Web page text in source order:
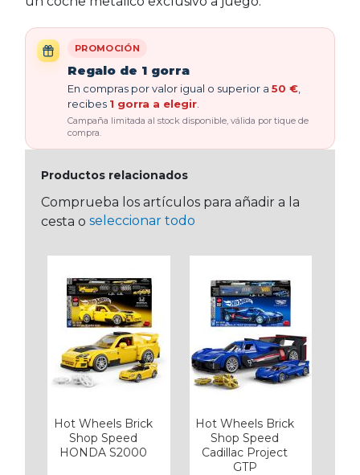
PROMOCIÓN
Regalo de 1 gorra
En compras por valor igual o superior a 50 €
recibes 1 gorra a elegir
Campaña limitada al stock disponible, válida por tique de
compra.
Productos relacionados
Comprueba los artículos para añadir a la
cesta o seleccionar todo
Hot Wheels Brick
Shop Speed
HONDA S2000
Hot Wheels Brick
Shop Speed
Cadillac Project
GTP